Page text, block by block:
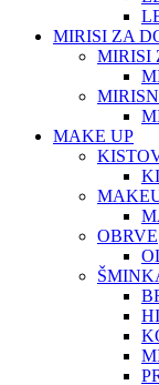
MIRISI ZA
MIRISI
MAKE UP
OBRVE